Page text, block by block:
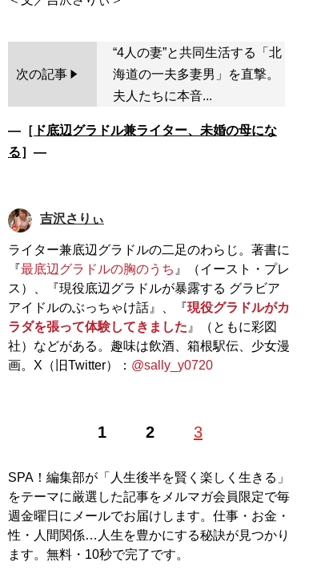
次の記事
“4人の妻”と共同生活する「北
海道の一夫多妻男」を直撃。
夫人たちに本音...
―［ ド底辺グラドル兼ライター、未婚の母にな
る］―
吉沢さりぃ
ライター兼底辺グラドルの二足のわらじ。著書に
『最底辺グラドルの胸のうち 』（イースト・プレ
ス）、『現役底辺グラドルが暴露する グラビア
アイドルのぶっちゃけ話』、『現役グラドルがカ
ラダを張って体験してきました 』（ともに彩図
社）などがある。趣味は飲酒、箱根駅伝、少女漫
画。X（旧Twitter）： @sally_y0720
1 2 3
SPA！編集部が「人生後半を賢く楽しく生きる」
をテーマに厳選した記事をメルマガ会員限定で毎
週金曜日にメールでお届けします。仕事・お金・
性・人間関係…人生を豊かにする秘訣が見つかり
ます。無料・10秒で完了です。